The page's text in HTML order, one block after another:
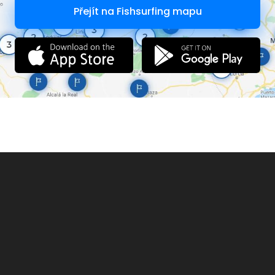
Přejít na Fishsurfing mapu